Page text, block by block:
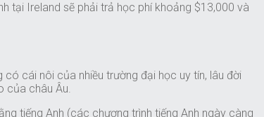
tại Ireland sẽ phải trả học phí khoảng $13,000 và
cái nôi của nhiều trường đại học uy tín, lâu đời
của châu Âu.
tiếng Anh (các chương trình tiếng Anh ngày càng